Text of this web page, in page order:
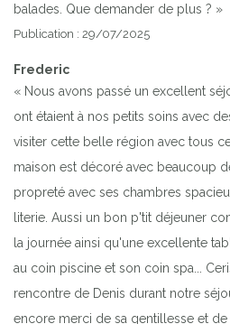
balades. Que demander de plus ? »
Publication : 29/07/2025
Frederic
« Nous avons passé un excellent
ont étaient à nos petits soins avec
visiter cette belle région avec tous
maison est décoré avec beaucoup
propreté avec ses chambres
literie. Aussi un bon p'tit déjeuner
la journée ainsi qu'une excellente
au coin piscine et son coin spa...
rencontre de Denis durant notre
encore merci de sa gentillesse et de